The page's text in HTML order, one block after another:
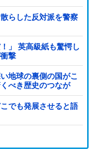
らした反対派を警察
」 英高級紙も驚愕し
撃
地球の裏側の国がこ
べき歴史のつなが
でも発展させると語